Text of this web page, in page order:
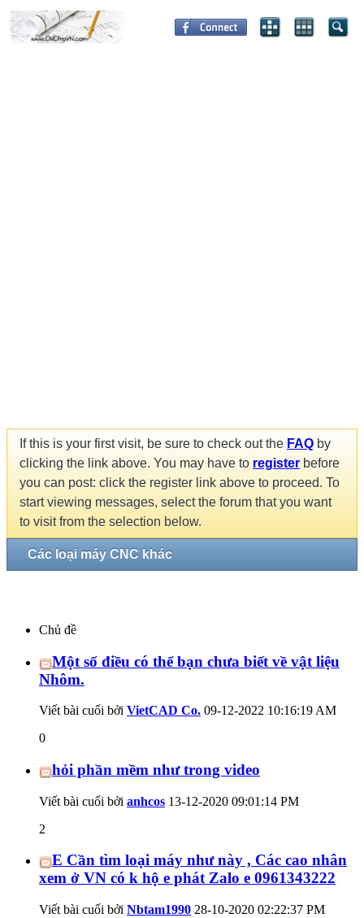
If this is your first visit, be sure to check out the FAQ by
clicking the link above. You may have to register before
you can post: click the register link above to proceed. To
start viewing messages, select the forum that you want
to visit from the selection below.
Các loại máy CNC khác
Chủ đề
Một số điều có thể bạn chưa biết về vật liệu
Nhôm.
Viết bài cuối bởi VietCAD Co. 09-12-2022 10:16:19 AM
0
hỏi phần mềm như trong video
Viết bài cuối bởi anhcos 13-12-2020 09:01:14 PM
2
E Cần tìm loại máy như này , Các cao nhân
xem ở VN có k hộ e phát Zalo e 0961343222
Viết bài cuối bởi Nbtam1990 28-10-2020 02:22:37 PM